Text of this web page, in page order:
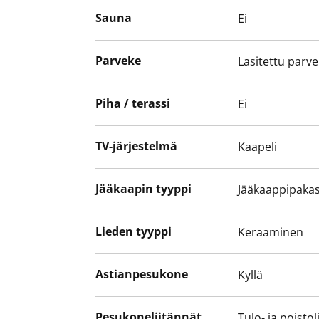
Kokonaan laatoitetun kylpyhuoneen
kuivausrummulle on tilavaraus.
Asunto ja koko talo pihoineen ovat
tutustumaan paikan päälle!
Sauna Ei
Parveke Lasitettu
Piha / terassi Ei
TV-järjestelmä Kaapeli
Jääkaapin tyyppi
Lieden tyyppi Keraaminen
Astianpesukone Kyllä